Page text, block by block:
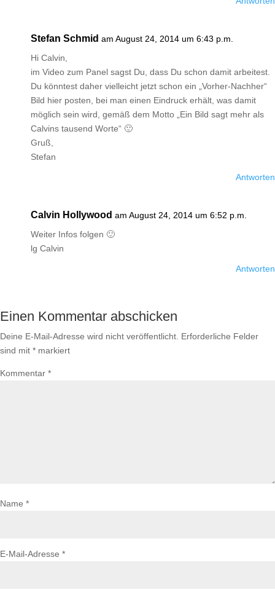
Stefan Schmid am August 24, 2014 um 6:43 p.m.
Hi Calvin,
im Video zum Panel sagst Du, dass Du schon damit arbeitest.
Du könntest daher vielleicht jetzt schon ein „Vorher-Nachher“
Bild hier posten, bei man einen Eindruck erhält, was damit
möglich sein wird, gemäß dem Motto „Ein Bild sagt mehr als
Calvins tausend Worte“ 🙂
Gruß,
Stefan
Antworten
Calvin Hollywood am August 24, 2014 um 6:52 p.m.
Weiter Infos folgen 🙂
lg Calvin
Antworten
Einen Kommentar abschicken
Deine E-Mail-Adresse wird nicht veröffentlicht. Erforderliche Felder
sind mit * markiert
Kommentar *
Name *
E-Mail-Adresse *